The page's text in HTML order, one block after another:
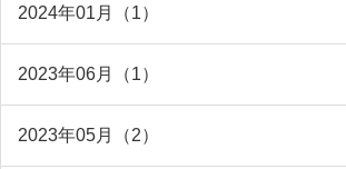
2024年01月（1）
2023年06月（1）
2023年05月（2）